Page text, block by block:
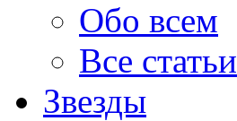
Обо всем
Все статьи
Звезды